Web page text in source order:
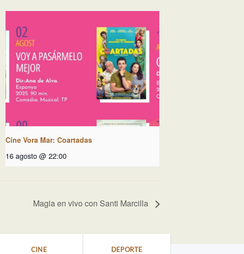
Cine Vora Mar: Coartadas
16 agosto @ 22:00
Magia en vivo con Santi Marcilla
CINE DEPORTE